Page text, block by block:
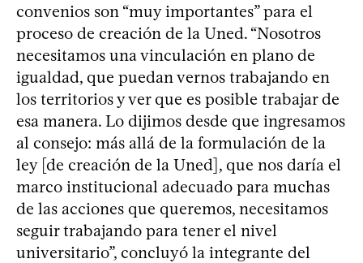
convenios son “muy importantes” para el
proceso de creación de la Uned. “Nosotros
necesitamos una vinculación en plano de
igualdad, que puedan vernos trabajando en
los territorios y ver que es posible trabajar de
esa manera. Lo dijimos desde que ingresamos
al consejo: más allá de la formulación de la
ley [de creación de la Uned], que nos daría el
marco institucional adecuado para muchas
de las acciones que queremos, necesitamos
seguir trabajando para tener el nivel
universitario”, concluyó la integrante del